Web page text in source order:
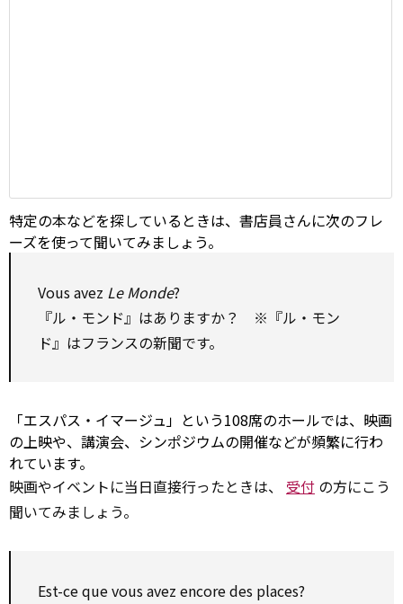
特定の本などを探しているときは、書店員さんに次のフレ
ーズを使って聞いてみましょう。
Vous avez Le Monde?
『ル・モンド』はありますか？ ※『ル・モン
ド』はフランスの新聞です。
「エスパス・イマージュ」という108席のホールでは、映画
の上映や、講演会、シンポジウムの開催などが頻繁に行わ
れています。
映画やイベントに当日直接行ったときは、 受付 の方にこう
聞いてみましょう。
Est-ce que vous avez encoredes places?